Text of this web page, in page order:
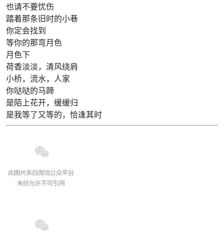
也请不要忧伤
踏着那条旧时的小巷
你定会找到
等你的那弯月色
月色下
荷香淡淡，清风绕肩
小桥，流水，人家
你哒哒的马蹄
是陌上花开，缓缓归
是我等了又等的，恰逢其时